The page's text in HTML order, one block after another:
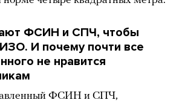
ФСИН и СПЧ, чтобы
И почему почти все
не нравится
ФСИН и СПЧ,